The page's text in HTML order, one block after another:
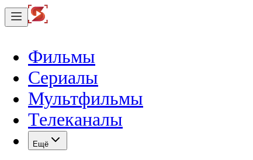
Фильмы
Сериалы
Мультфильмы
Телеканалы
Eщё